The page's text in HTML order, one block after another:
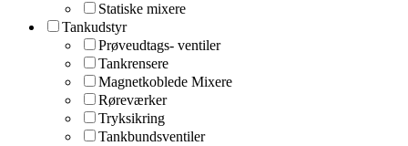
Statiske mixere
Tankudstyr
Prøveudtags- ventiler
Tankrensere
Magnetkoblede Mixere
Røreværker
Tryksikring
Tankbundsventiler